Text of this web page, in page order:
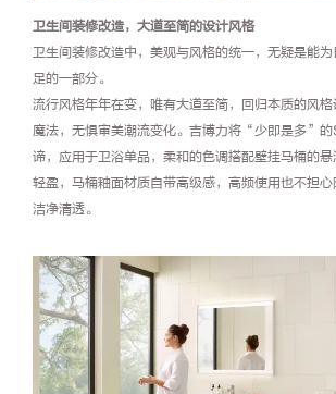
卫生间装修改造，大道至简的设计风格
卫生间装修改造中，美观与风格的统一，无疑是能
足的一部分。
流行风格年年在变，唯有大道至简，回归本质的风
魔法，无惧审美潮流变化。吉博力将“少即是多”
谛，应用于卫浴单品，柔和的色调搭配壁挂马桶的
轻盈，马桶釉面材质自带高级感，高频使用也不担
洁净清透。